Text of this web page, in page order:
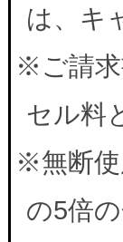
は、キ
※ご請求
セル料
※無断使
の5倍